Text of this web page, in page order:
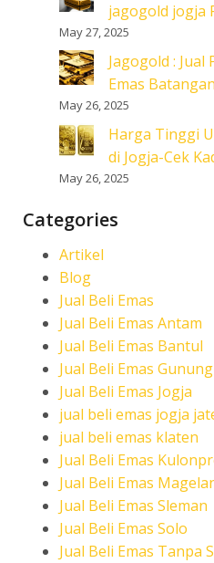
jagogold jogja
May 27, 2025
Jagogold : Jual
Emas
May 26, 2025
Harga Tinggi
di Jogja-Cek
May 26, 2025
Categories
Artikel
Blog
Jual Beli Emas
Jual Beli Emas Antam
Jual Beli Emas Bantul
Jual Beli Emas
Jual Beli Emas Jogja
jual beli emas jogja
jual beli emas klaten
Jual Beli Emas
Jual Beli Emas
Jual Beli Emas Sleman
Jual Beli Emas Solo
Jual Beli Emas Tanpa